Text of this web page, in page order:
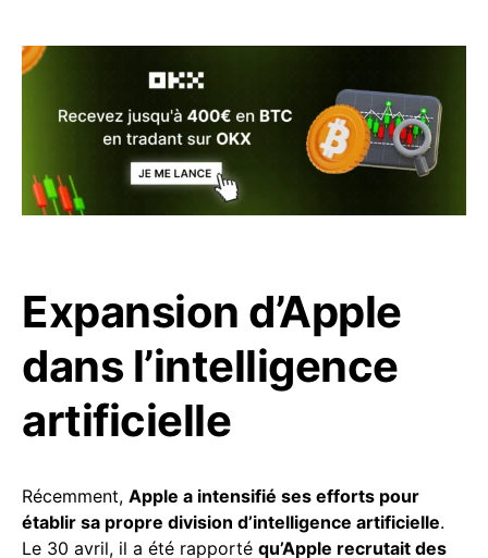
Expansion d’Apple
dans l’intelligence
artificielle
Récemment, Apple a intensifié ses efforts pour
établir sa propre division d’intelligence artificielle.
Le 30 avril, il a été rapporté qu’Apple recrutait des